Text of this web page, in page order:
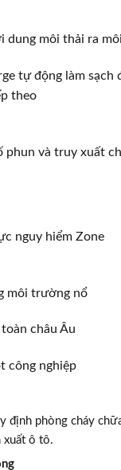
dung môi thải ra
tự động làm sạch
theo
và truy xuất
nguy hiểm Zone
môi trường nổ
châu Âu
công nghiệp
định phòng cháy
xuất ô tô.